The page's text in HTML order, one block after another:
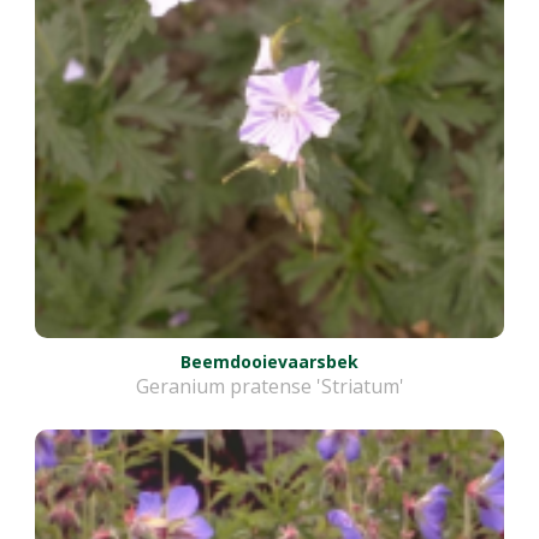
Beemdooievaarsbek
Geranium pratense 'Striatum'